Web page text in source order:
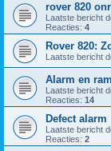
rover 820
Laatste bericht
Reacties: 4
Rover 820:
Laatste bericht
Alarm en
Laatste bericht
Reacties: 14
Defect alarm
Laatste bericht
Reacties: 2